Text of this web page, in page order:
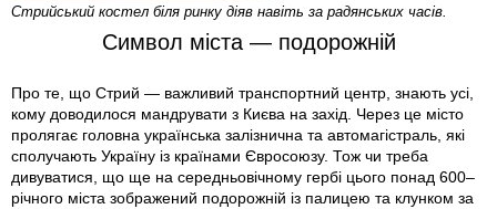
Стрийський костел біля ринку діяв навіть за радянських часів.
Символ міста — подорожній
Про те, що Стрий — важливий транспортний центр, знають усі,
кому доводилося мандрувати з Києва на захід. Через це місто
пролягає головна українська залізнична та автомагістраль, які
сполучають Україну із країнами Євросоюзу. Тож чи треба
дивуватися, що ще на середньовічному гербі цього понад 600–
річного міста зображений подорожній із палицею та клунком за